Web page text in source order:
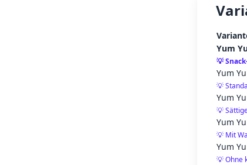
Yum
💡
Yum
💡
Yum
💡
Yum
💡 Mit
Yum
💡Ohne